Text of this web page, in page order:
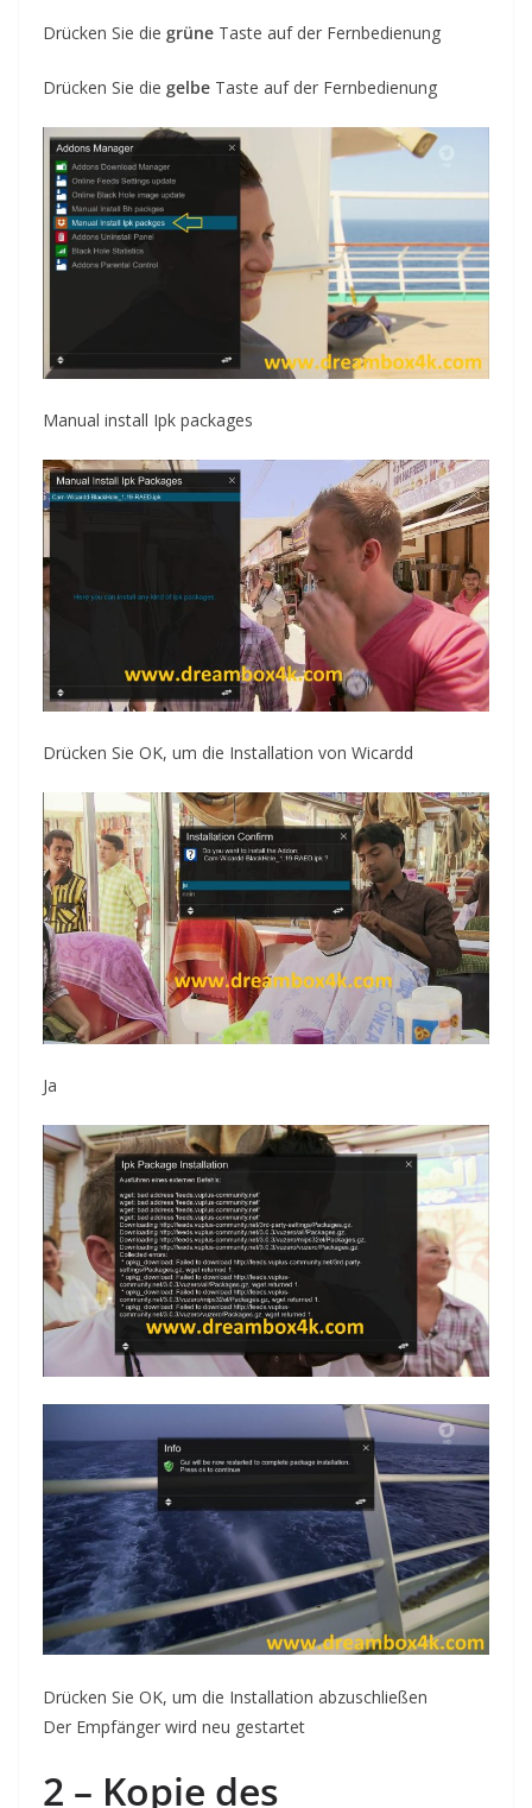
Drücken Sie die grüne Taste auf der Fernbedienung
Drücken Sie die gelbe Taste auf der Fernbedienung
Manual install Ipk packages
Drücken Sie OK, um die Installation von Wicardd
Ja
Drücken Sie OK, um die Installation abzuschließen
Der Empfänger wird neu gestartet
2 – Kopie des